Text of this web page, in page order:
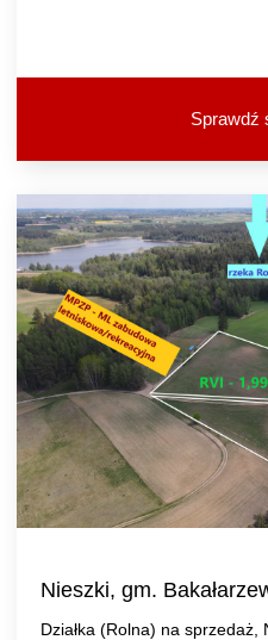
Sprawdź
Nieszki, gm.
Działka (Rolna) na sprzedaż,